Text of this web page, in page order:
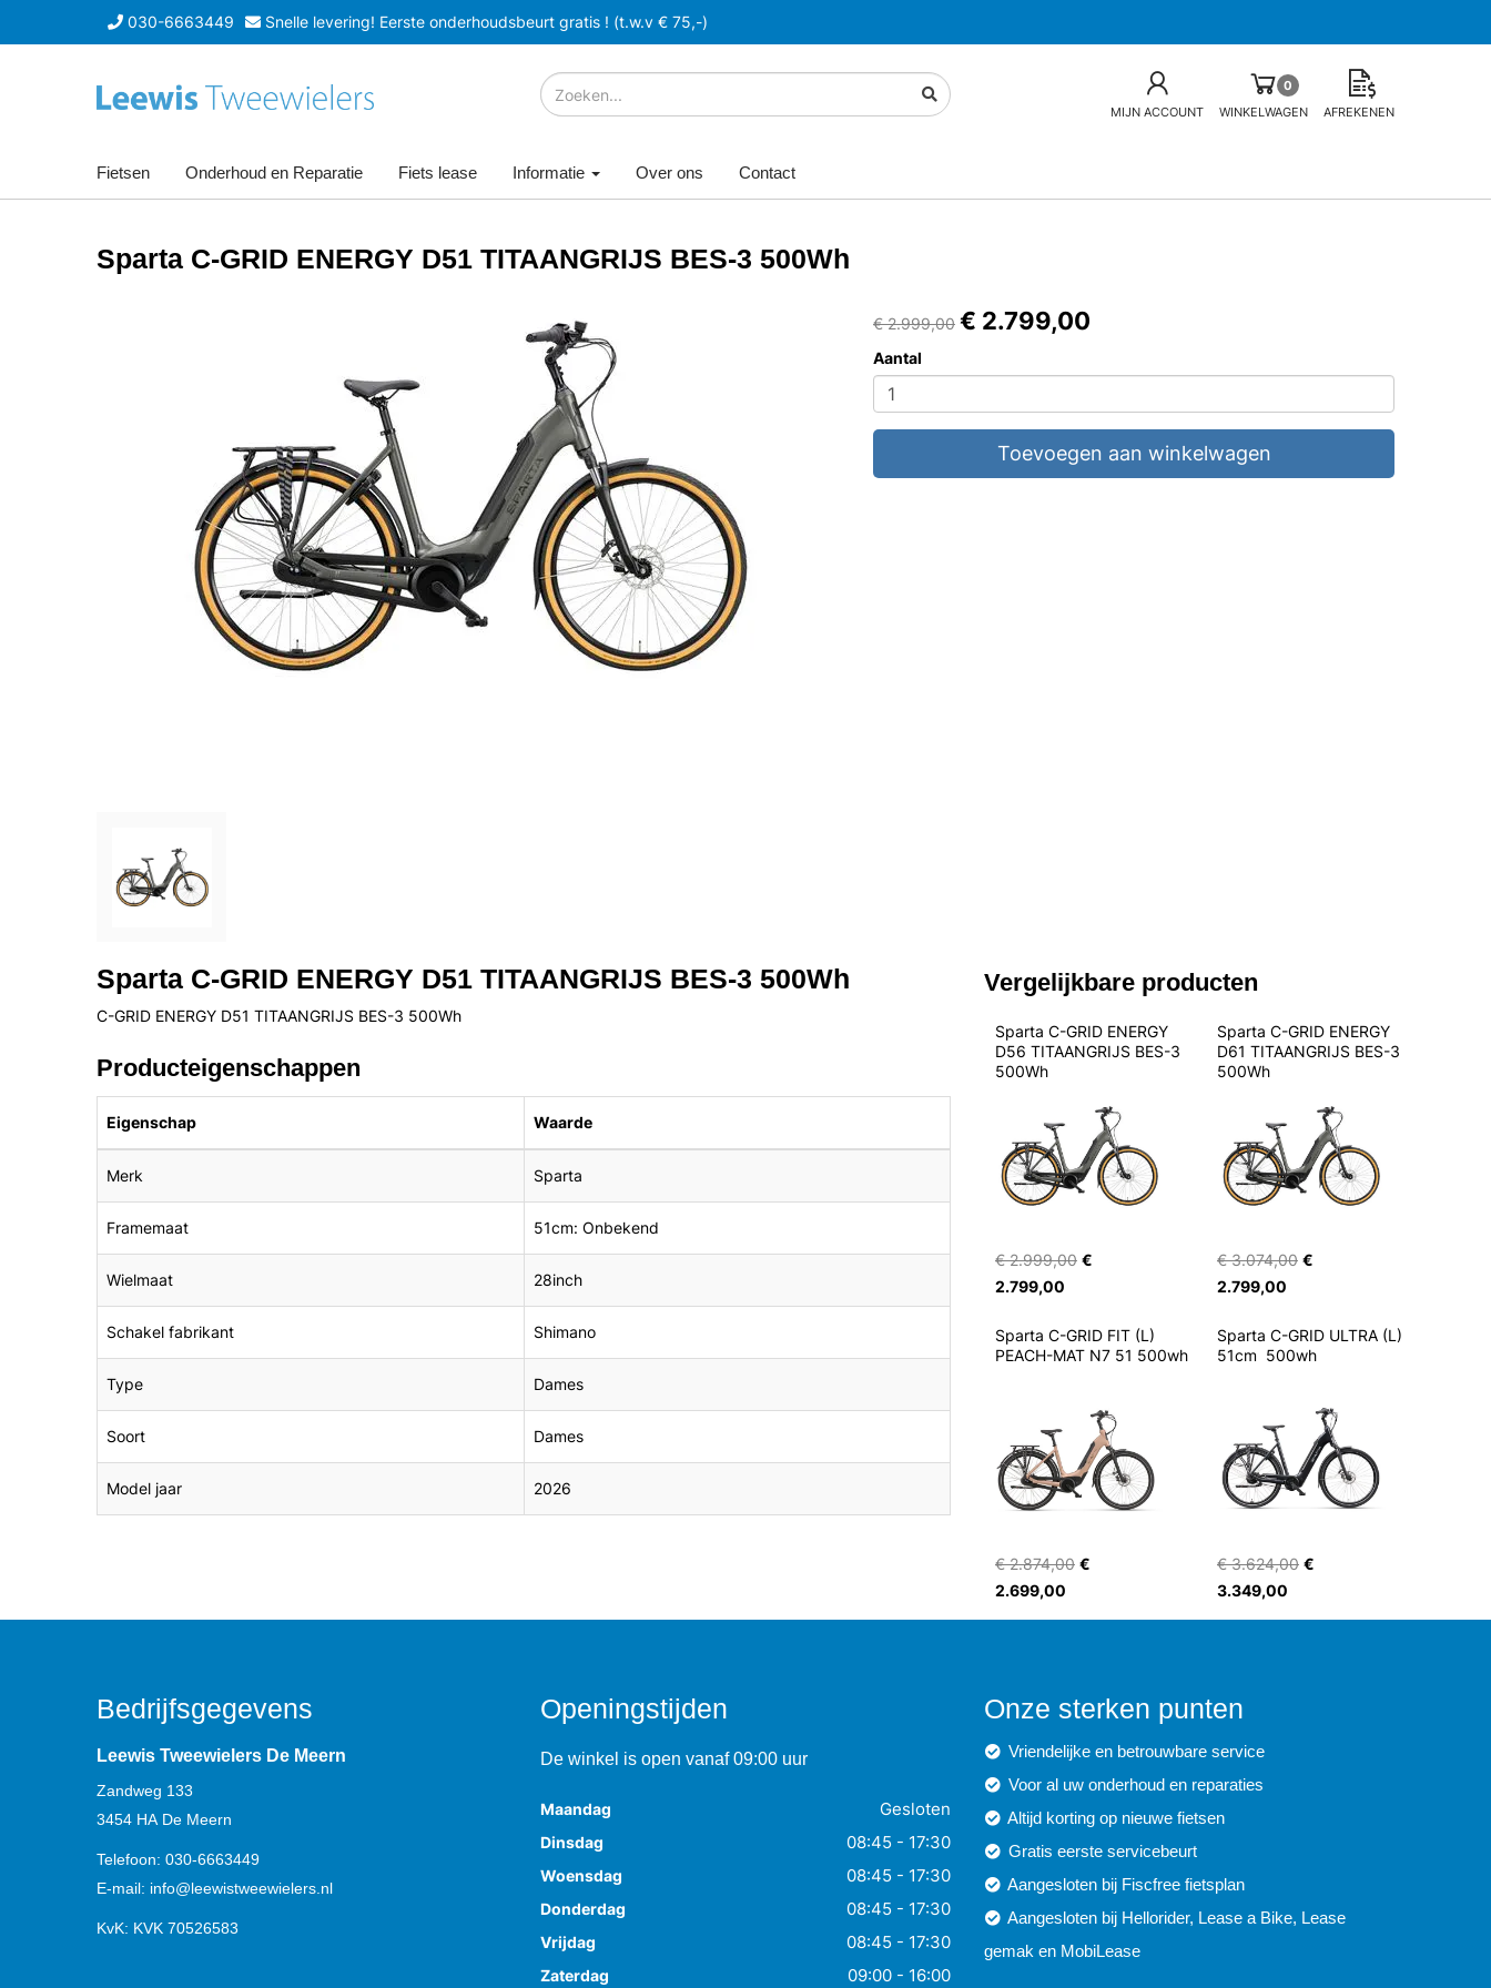
030-6663449 Snelle levering! Eerste onderhoudsbeurt gratis ! (t.w.v € 75,-)
MIJN ACCOUNT
0
WINKELWAGEN
AFREKENEN
Fietsen Onderhoud en Reparatie Fiets lease Informatie Over ons Contact
Sparta C-GRID ENERGY D51 TITAANGRIJS BES-3 500Wh
€ 2.999,00 € 2.799,00
Aantal
Toevoegen aan winkelwagen
Sparta C-GRID ENERGY D51 TITAANGRIJS BES-3 500Wh
C-GRID ENERGY D51 TITAANGRIJS BES-3 500Wh
Producteigenschappen
Eigenschap Waarde
Merk Sparta
Framemaat 51cm: Onbekend
Wielmaat 28inch
Schakel fabrikant Shimano
Type Dames
Soort Dames
Model jaar 2026
Vergelijkbare producten
Sparta C-GRID ENERGY
D56 TITAANGRIJS BES-3
500Wh
€ 2.999,00 €
2.799,00
Sparta C-GRID ENERGY
D61 TITAANGRIJS BES-3
500Wh
€ 3.074,00 €
2.799,00
Sparta C-GRID FIT (L)
PEACH-MAT N7 51 500wh
€ 2.874,00 €
2.699,00
Sparta C-GRID ULTRA (L)
51cm  500wh
€ 3.624,00 €
3.349,00
Bedrijfsgegevens
Leewis Tweewielers De Meern
Zandweg 133
3454 HA De Meern
Telefoon: 030-6663449
E-mail: info@leewistweewielers.nl
KvK: KVK 70526583
Openingstijden
De winkel is open vanaf 09:00 uur
Maandag Gesloten
Dinsdag 08:45 - 17:30
Woensdag 08:45 - 17:30
Donderdag 08:45 - 17:30
Vrijdag 08:45 - 17:30
Zaterdag 09:00 - 16:00
Onze sterken punten
Vriendelijke en betrouwbare service
Voor al uw onderhoud en reparaties
Altijd korting op nieuwe fietsen
Gratis eerste servicebeurt
Aangesloten bij Fiscfree fietsplan
Aangesloten bij Hellorider, Lease a Bike, Lease
gemak en MobiLease